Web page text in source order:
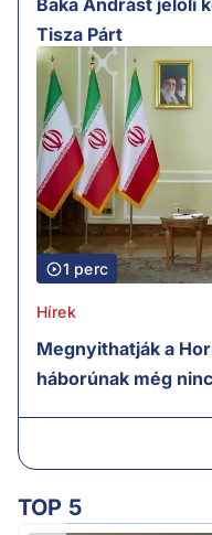
Baka Andrást jelöli
Tisza Párt
1 perc
Hírek
Megnyithatják a
háborúnak még
TOP 5